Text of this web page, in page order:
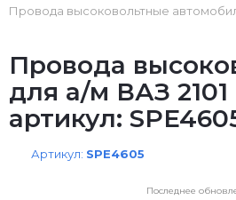
Провода высоковольтные
Провода
для а/м ВАЗ 2101
артикул:
Артикул: SPE4605
Последнее